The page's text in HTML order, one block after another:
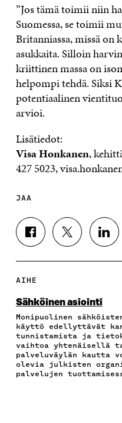
”Jos tämä toimii niin
Suomessa, se toimii
Britanniassa, missä on
asukkaita. Silloin
kriittinen massa on
helpompi tehdä. Siksi
potentiaalinen
arvioi.
Lisätiedot:
Visa Honkanen,
427 5023,
JAA
J
A
A
E
O
O
K
I
S
S
J
A
T
E
R
I
S
S
Ä
J
A
D
I
N
I
S
S
AIHE
Sähköinen asiointi
Monipuolinen
käyttö edellyttävät
tunnistamista ja
vaihtoa yhtenäisellä
palveluväylän kautta
olevia julkisten
palvelujen